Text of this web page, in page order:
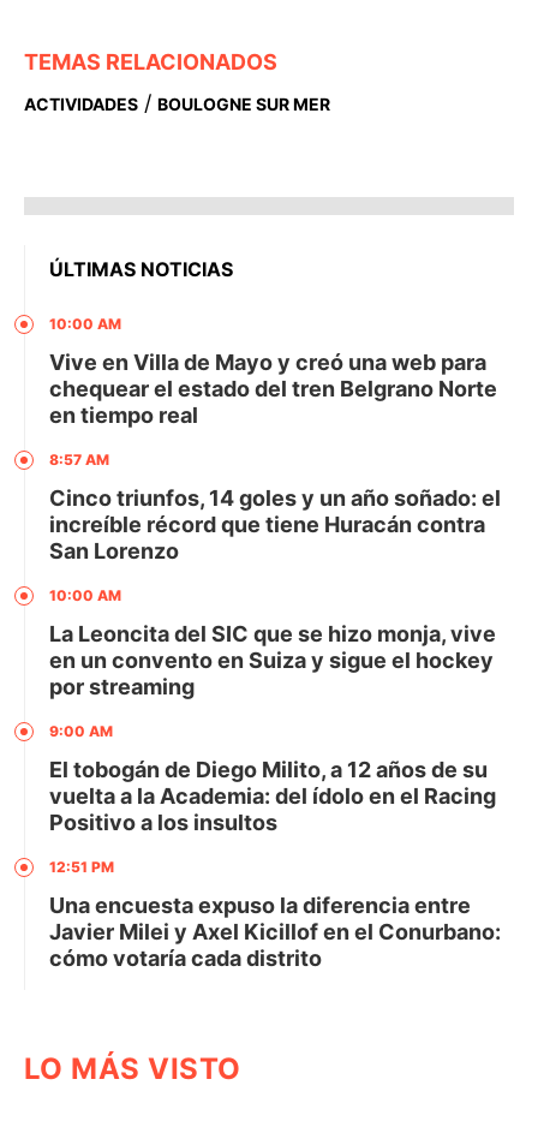
TEMAS RELACIONADOS
ACTIVIDADES / BOULOGNE SUR MER
ÚLTIMAS NOTICIAS
10:00 AM
Vive en Villa de Mayo y creó una web para
chequear el estado del tren Belgrano Norte
en tiempo real
8:57 AM
Cinco triunfos, 14 goles y un año soñado: el
increíble récord que tiene Huracán contra
San Lorenzo
10:00 AM
La Leoncita del SIC que se hizo monja, vive
en un convento en Suiza y sigue el hockey
por streaming
9:00 AM
El tobogán de Diego Milito, a 12 años de su
vuelta a la Academia: del ídolo en el Racing
Positivo a los insultos
12:51 PM
Una encuesta expuso la diferencia entre
Javier Milei y Axel Kicillof en el Conurbano:
cómo votaría cada distrito
LO MÁS VISTO